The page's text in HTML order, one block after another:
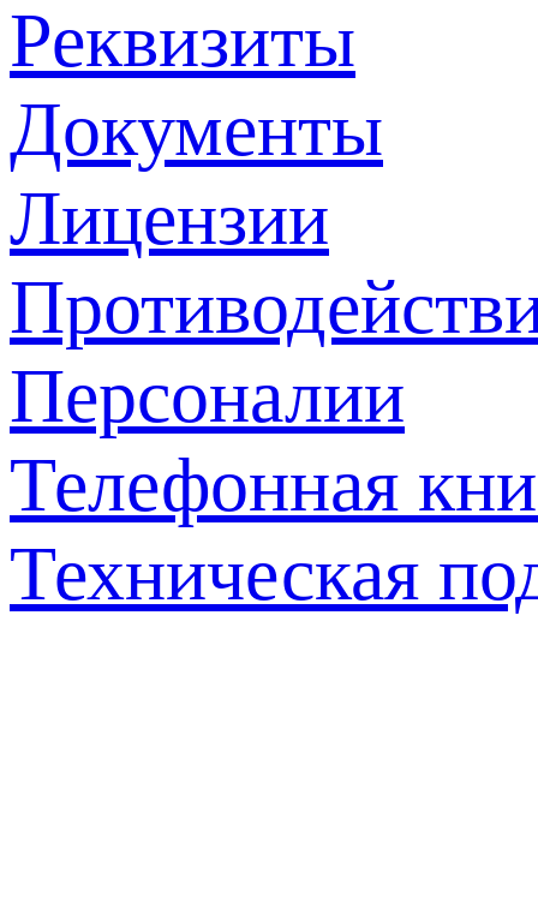
Реквизиты
Документы
Лицензии
Персоналии
Телефонная
Техническая